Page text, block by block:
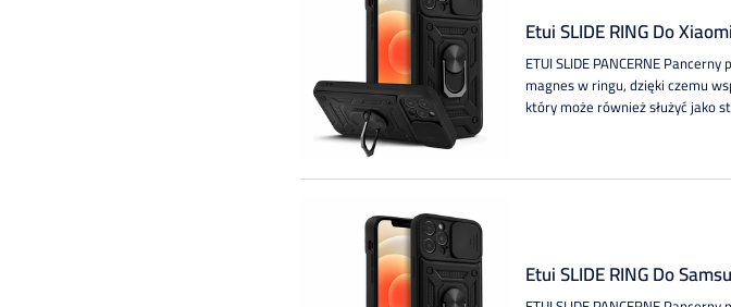
Etui SLIDE RING Do
ETUI SLIDE PANCERNE
magnes w ringu, dzięki czemu
który może również służyć jako
Etui SLIDE RING Do